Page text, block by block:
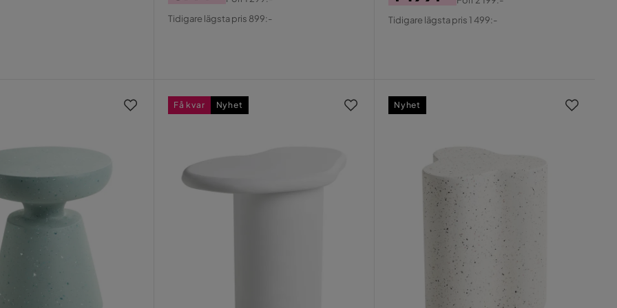
Pris
Original
Tidigare lägsta pris 899:-
Pris
Original
Tidigare lägsta pris 1 499:-
Få kvar Nyhet Nyhet